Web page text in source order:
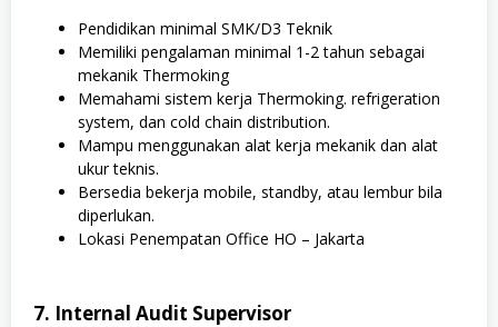
Pendidikan minimal SMK/D3 Teknik
Memiliki pengalaman minimal 1-2 tahun sebagai
mekanik Thermoking
Memahami sistem kerja Thermoking. refrigeration
system, dan cold chain distribution.
Mampu menggunakan alat kerja mekanik dan alat
ukur teknis.
Bersedia bekerja mobile, standby, atau lembur bila
diperlukan.
Lokasi Penempatan Office HO – Jakarta
7. Internal Audit Supervisor